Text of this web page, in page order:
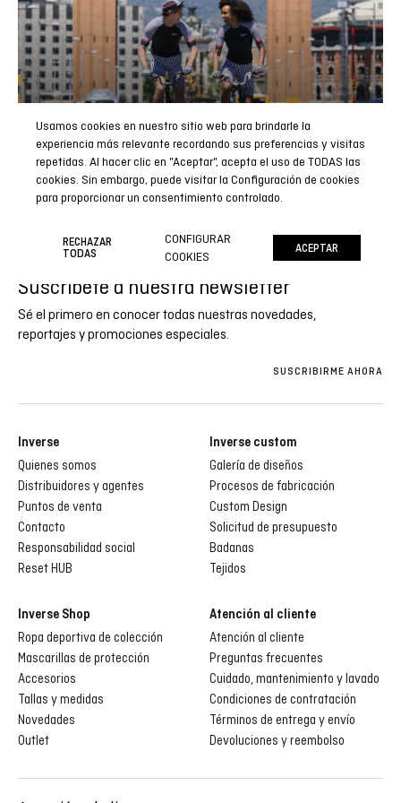
Suscríbete a nuestra newsletter
Sé el primero en conocer todas nuestras novedades,
reportajes y promociones especiales.
SUSCRIBIRME AHORA
Inverse
Quienes somos
Distribuidores y agentes
Puntos de venta
Contacto
Responsabilidad social
Reset HUB
Inverse custom
Galería de diseños
Procesos de fabricación
Custom Design
Solicitud de presupuesto
Badanas
Tejidos
Inverse Shop
Ropa deportiva de colección
Mascarillas de protección
Accesorios
Tallas y medidas
Novedades
Outlet
Atención al cliente
Atención al cliente
Preguntas frecuentes
Cuidado, mantenimiento y lavado
Condiciones de contratación
Términos de entrega y envío
Devoluciones y reembolso
Usamos cookies en nuestro sitio web para brindarle la
experiencia más relevante recordando sus preferencias y visitas
repetidas. Al hacer clic en "Aceptar", acepta el uso de TODAS las
cookies. Sin embargo, puede visitar la Configuración de cookies
para proporcionar un consentimiento controlado.
RECHAZAR
TODAS
CONFIGURAR
COOKIES
ACEPTAR